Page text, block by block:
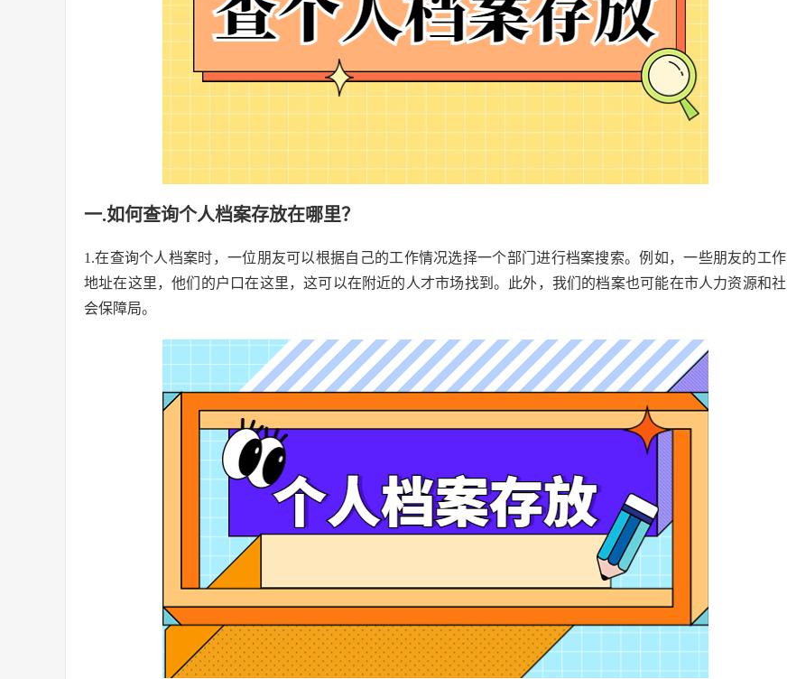
一.如何查询个人档案存放在哪里？
1.在查询个人档案时，一位朋友可以根据自己的工作情况选择一个部门进行档案搜索。例如，一些朋友的工作
地址在这里，他们的户口在这里，这可以在附近的人才市场找到。此外，我们的档案也可能在市人力资源和社
会保障局。